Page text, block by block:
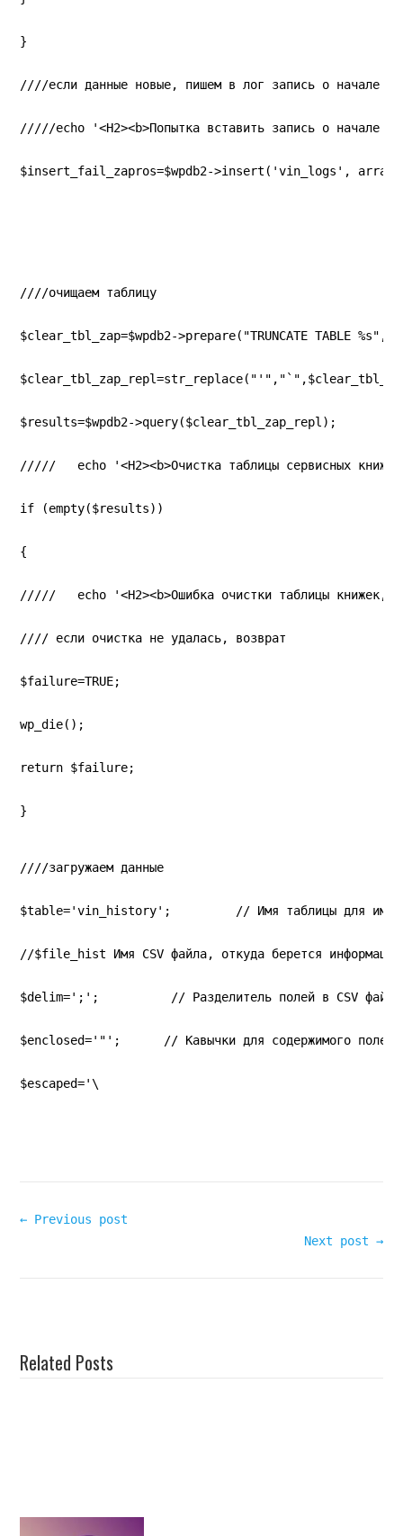
}
////если данные новые, пишем в лог запись о начале
/////echo '<H2><b>Попытка вставить запись о начале
$insert_fail_zapros=$wpdb2->insert('vin_logs',
////очищаем таблицу
$clear_tbl_zap=$wpdb2->prepare("TRUNCATE TABLE
$results=$wpdb2->query($clear_tbl_zap_repl);
/////   echo '<H2><b>Очистка таблицы сервисных
if (empty($results))
{
/////   echo '<H2><b>Ошибка очистки таблицы книжек,
//// если очистка не удалась, возврат
$failure=TRUE;
wp_die();
return $failure;
}
////загружаем данные
$table='vin_history';         // Имя таблицы для
//$file_hist Имя CSV файла, откуда берется
$delim=';';          // Разделитель полей в CSV файле
$enclosed='"';      // Кавычки для содержимого полей
$escaped='\
← Previous post
Next post →
Related Posts